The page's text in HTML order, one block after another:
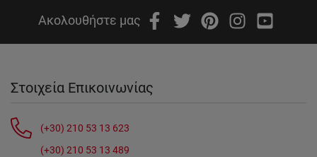
Ακολουθήστε μας
Στοιχεία Επικοινωνίας
(+30) 210 53 13 623
(+30) 210 53 13 489